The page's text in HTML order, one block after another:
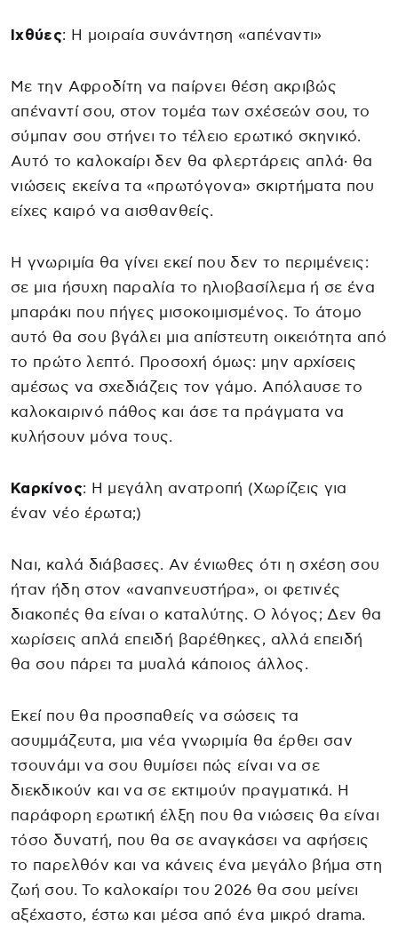
Ιχθύες: Η μοιραία συνάντηση «απέναντι»
Με την Αφροδίτη να παίρνει θέση ακριβώς
απέναντί σου, στον τομέα των σχέσεών σου, το
σύμπαν σου στήνει το τέλειο ερωτικό σκηνικό.
Αυτό το καλοκαίρι δεν θα φλερτάρεις απλά· θα
νιώσεις εκείνα τα «πρωτόγονα» σκιρτήματα που
είχες καιρό να αισθανθείς.
Η γνωριμία θα γίνει εκεί που δεν το περιμένεις:
σε μια ήσυχη παραλία το ηλιοβασίλεμα ή σε ένα
μπαράκι που πήγες μισοκοιμισμένος. Το άτομο
αυτό θα σου βγάλει μια απίστευτη οικειότητα από
το πρώτο λεπτό. Προσοχή όμως: μην αρχίσεις
αμέσως να σχεδιάζεις τον γάμο. Απόλαυσε το
καλοκαιρινό πάθος και άσε τα πράγματα να
κυλήσουν μόνα τους.
Καρκίνος: Η μεγάλη ανατροπή (Χωρίζεις για
έναν νέο έρωτα;)
Ναι, καλά διάβασες. Αν ένιωθες ότι η σχέση σου
ήταν ήδη στον «αναπνευστήρα», οι φετινές
διακοπές θα είναι ο καταλύτης. Ο λόγος; Δεν θα
χωρίσεις απλά επειδή βαρέθηκες, αλλά επειδή
θα σου πάρει τα μυαλά κάποιος άλλος.
Εκεί που θα προσπαθείς να σώσεις τα
ασυμμάζευτα, μια νέα γνωριμία θα έρθει σαν
τσουνάμι να σου θυμίσει πώς είναι να σε
διεκδικούν και να σε εκτιμούν πραγματικά. Η
παράφορη ερωτική έλξη που θα νιώσεις θα είναι
τόσο δυνατή, που θα σε αναγκάσει να αφήσεις
το παρελθόν και να κάνεις ένα μεγάλο βήμα στη
ζωή σου. Το καλοκαίρι του 2026 θα σου μείνει
αξέχαστο, έστω και μέσα από ένα μικρό drama.